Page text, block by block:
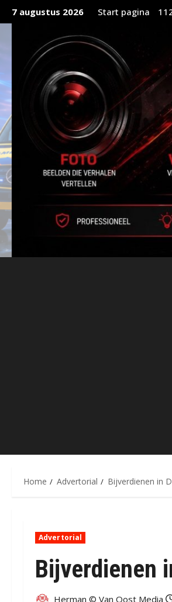
naar
7 augustus 2026 Start pagina
Home Advertorial Bijverdienen in
Advertorial
Bijverdienen
Herman © Van Oost Media